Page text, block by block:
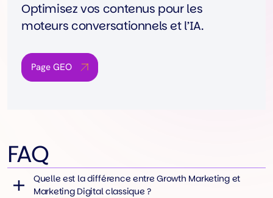
Optimisez vos contenus pour les
moteurs conversationnels et l’IA.
Page GEO
FAQ
Quelle est la différence entre Growth Marketing et
Marketing Digital classique ?